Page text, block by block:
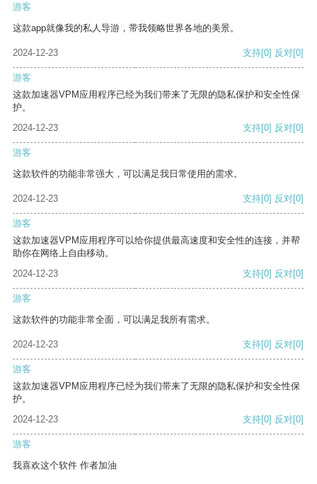
游客
这款app就像我的私人导游，带我领略世界各地的美景。
2024-12-23 支持[0] 反对[0]
游客
这款加速器VPM应用程序已经为我们带来了无限的隐私保护和安全性保
护。
2024-12-23
支持[0] 反对[0]
游客
这款软件的功能非常强大，可以满足我日常使用的需求。
2024-12-23 支持[0] 反对[0]
游客
这款加速器VPM应用程序可以给你提供最高速度和安全性的连接，并帮
助你在网络上自由移动。
2024-12-23
支持[0] 反对[0]
游客
这款软件的功能非常全面，可以满足我所有需求。
2024-12-23 支持[0] 反对[0]
游客
这款加速器VPM应用程序已经为我们带来了无限的隐私保护和安全性保
护。
2024-12-23
支持[0] 反对[0]
游客
我喜欢这个软件 作者加油